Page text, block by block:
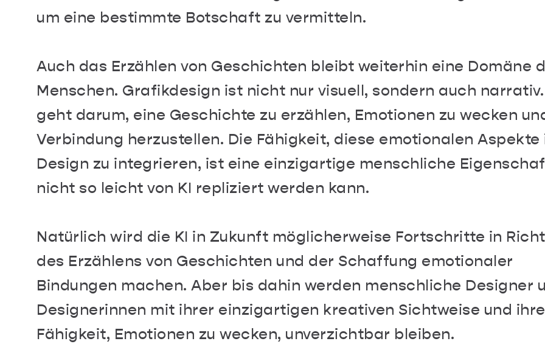
um eine bestimmte Botschaft zu vermitteln.
Auch das Erzählen von Geschichten bleibt weiterhin eine Domäne
Menschen. Grafikdesign ist nicht nur visuell, sondern auch narrativ.
geht darum, eine Geschichte zu erzählen, Emotionen zu wecken
Verbindung herzustellen. Die Fähigkeit, diese emotionalen Aspekte
Design zu integrieren, ist eine einzigartige menschliche
nicht so leicht von KI repliziert werden kann.
Natürlich wird die KI in Zukunft möglicherweise Fortschritte in
des Erzählens von Geschichten und der Schaffung emotionaler
Bindungen machen. Aber bis dahin werden menschliche Designer
Designerinnen mit ihrer einzigartigen kreativen Sichtweise und
Fähigkeit, Emotionen zu wecken, unverzichtbar bleiben.